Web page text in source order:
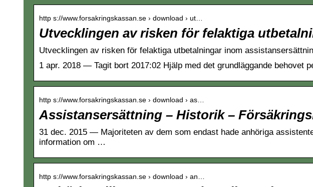
http s://www.forsakringskassan.se › download › ut…
Utvecklingen av risken för felaktiga
Utvecklingen av risken för felaktiga utbetalningar inom
1 apr. 2018 — Tagit bort 2017:02 Hjälp med det grundläggande behovet
http s://www.forsakringskassan.se › download › as…
Assistansersättning – Historik –
31 dec. 2015 — Majoriteten av dem som endast hade anhöriga
information om …
http s://www.forsakringskassan.se › download › an…